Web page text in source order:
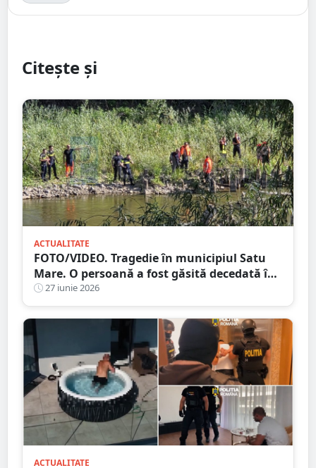
Citește și
ACTUALITATE
FOTO/VIDEO. Tragedie în municipiul Satu
Mare. O persoană a fost găsită decedată în
râul Someș, sub Podul Decebal
27 iunie 2026
ACTUALITATE